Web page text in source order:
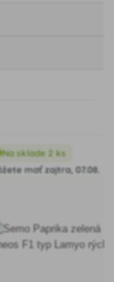
Na sklade 2 ks
mať zajtra, 07.08.